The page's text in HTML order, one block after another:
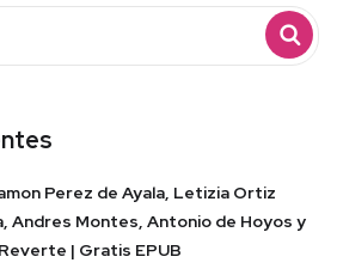
Perez de Ayala, Letizia Ortiz
Andres Montes, Antonio de Hoyos y
| Gratis EPUB